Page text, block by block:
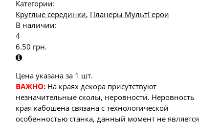
Категории:
Круглые серединки, Планеры МультГерои
В наличии:
4
6.50 грн.
Цена указана за 1 шт.
ВАЖНО: На краях декора присутствуют
незначительные сколы, неровности. Неровность
края кабошена связана с технологической
особенностью станка, данный момент не является